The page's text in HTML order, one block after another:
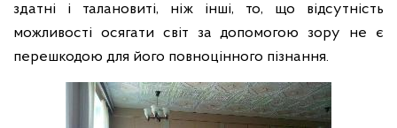
здатні і талановиті, ніж інші, то, що відсутність
можливості осягати світ за допомогою зору не є
перешкодою для його повноцінного пізнання.